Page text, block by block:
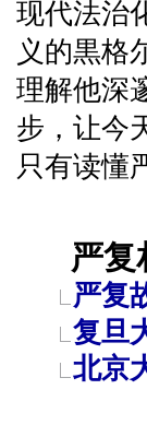
现代法治
义的黒格
理解他深
步，让今
只有读懂
严复
严复
复旦
北京